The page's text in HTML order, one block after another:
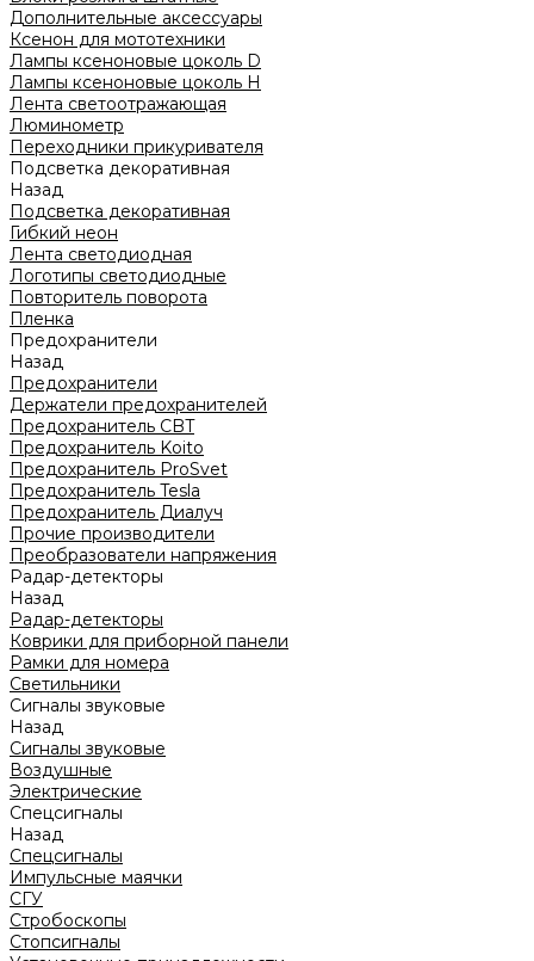
Дополнительные аксессуары
Ксенон для мототехники
Лампы ксеноновые цоколь D
Лампы ксеноновые цоколь H
Лента светоотражающая
Люминометр
Переходники прикуривателя
Подсветка декоративная
Назад
Подсветка декоративная
Гибкий неон
Лента светодиодная
Логотипы светодиодные
Повторитель поворота
Пленка
Предохранители
Назад
Предохранители
Держатели предохранителей
Предохранитель CBT
Предохранитель Koito
Предохранитель ProSvet
Предохранитель Tesla
Предохранитель Диалуч
Прочие производители
Преобразователи напряжения
Радар-детекторы
Назад
Радар-детекторы
Коврики для приборной панели
Рамки для номера
Светильники
Сигналы звуковые
Назад
Сигналы звуковые
Воздушные
Электрические
Спецсигналы
Назад
Спецсигналы
Импульсные маячки
СГУ
Стробоскопы
Стопсигналы